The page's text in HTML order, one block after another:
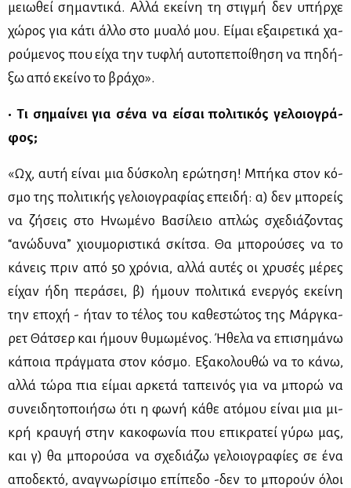
μειω­θεί ση­μα­ντι­κά. Αλ­λά εκεί­νη τη στιγ­μή δεν υπήρ­χε
χώ­ρος για κά­τι άλ­λο στο μυα­λό μου. Εί­μαι εξαι­ρε­τι­κά χα­
ρού­με­νος που εί­χα την τυ­φλή αυ­το­πε­ποί­θη­ση να πη­δή­
ξω από εκεί­νο το βρά­χο».
• Τι ση­μαί­νει για σέ­να να εί­σαι πο­λι­τι­κός γε­λοιο­γρά­
φος;
«Ωχ, αυ­τή εί­ναι μια δύ­σκο­λη ερώ­τη­ση! Μπή­κα στον κό­
σμο της πο­λι­τι­κής γε­λοιο­γρα­φί­ας επει­δή: α) δεν μπο­ρείς
να ζή­σεις στο Ηνω­μέ­νο Βα­σί­λειο απλώς σχε­διά­ζο­ντας
“ανώ­δυ­να” χιου­μο­ρι­στι­κά σκί­τσα. Θα μπο­ρού­σες να το
κά­νεις πριν από 50 χρό­νια, αλ­λά αυ­τές οι χρυ­σές μέ­ρες
εί­χαν ήδη πε­ρά­σει, β) ήμουν πο­λι­τι­κά ενερ­γός εκεί­νη
την επο­χή - ήταν το τέ­λος του κα­θε­στώ­τος της Μάρ­γκα­
ρετ Θά­τσερ και ήμουν θυ­μω­μέ­νος. Ήθε­λα να επι­ση­μά­νω
κά­ποια πράγ­μα­τα στον κό­σμο. Εξα­κο­λου­θώ να το κά­νω,
αλ­λά τώ­ρα πια εί­μαι αρ­κε­τά τα­πει­νός για να μπο­ρώ να
συ­νει­δη­το­ποι­ή­σω ότι η φω­νή κά­θε ατό­μου εί­ναι μια μι­
κρή κραυ­γή στην κα­κο­φω­νία που επι­κρα­τεί γύ­ρω μας,
και γ) θα μπο­ρού­σα να σχε­διά­ζω γε­λοιο­γρα­φί­ες σε ένα
απο­δε­κτό, ανα­γνω­ρί­σι­μο επί­πε­δο -δεν το μπο­ρούν όλοι